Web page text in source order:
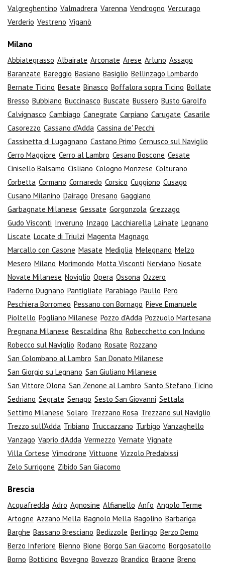
Valgreghentino Valmadrera Varenna Vendrogno Vercurago
Verderio Vestreno Viganò
Milano
Abbiategrasso Albairate Arconate Arese Arluno Assago
Baranzate Bareggio Basiano Basiglio Bellinzago Lombardo
Bernate Ticino Besate Binasco Boffalora sopra Ticino Bollate
Bresso Bubbiano Buccinasco Buscate Bussero Busto Garolfo
Calvignasco Cambiago Canegrate Carpiano Carugate Casarile
Casorezzo Cassano d'Adda Cassina de' Pecchi
Cassinetta di Lugagnano Castano Primo Cernusco sul Naviglio
Cerro Maggiore Cerro al Lambro Cesano Boscone Cesate
Cinisello Balsamo Cisliano Cologno Monzese Colturano
Corbetta Cormano Cornaredo Corsico Cuggiono Cusago
Cusano Milanino Dairago Dresano Gaggiano
Garbagnate Milanese Gessate Gorgonzola Grezzago
Gudo Visconti Inveruno Inzago Lacchiarella Lainate Legnano
Liscate Locate di Triulzi Magenta Magnago
Marcallo con Casone Masate Mediglia Melegnano Melzo
Mesero Milano Morimondo Motta Visconti Nerviano Nosate
Novate Milanese Noviglio Opera Ossona Ozzero
Paderno Dugnano Pantigliate Parabiago Paullo Pero
Peschiera Borromeo Pessano con Bornago Pieve Emanuele
Pioltello Pogliano Milanese Pozzo d'Adda Pozzuolo Martesana
Pregnana Milanese Rescaldina Rho Robecchetto con Induno
Robecco sul Naviglio Rodano Rosate Rozzano
San Colombano al Lambro San Donato Milanese
San Giorgio su Legnano San Giuliano Milanese
San Vittore Olona San Zenone al Lambro Santo Stefano Ticino
Sedriano Segrate Senago Sesto San Giovanni Settala
Settimo Milanese Solaro Trezzano Rosa Trezzano sul Naviglio
Trezzo sull'Adda Tribiano Truccazzano Turbigo Vanzaghello
Vanzago Vaprio d'Adda Vermezzo Vernate Vignate
Villa Cortese Vimodrone Vittuone Vizzolo Predabissi
Zelo Surrigone Zibido San Giacomo
Brescia
Acquafredda Adro Agnosine Alfianello Anfo Angolo Terme
Artogne Azzano Mella Bagnolo Mella Bagolino Barbariga
Barghe Bassano Bresciano Bedizzole Berlingo Berzo Demo
Berzo Inferiore Bienno Bione Borgo San Giacomo Borgosatollo
Borno Botticino Bovegno Bovezzo Brandico Braone Breno